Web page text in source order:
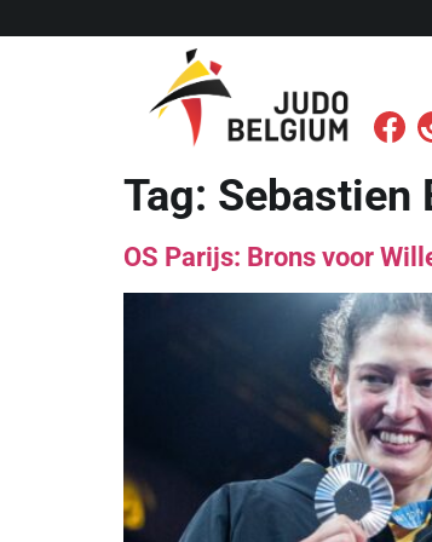
Tag: Sebastien
OS Parijs: Brons voor